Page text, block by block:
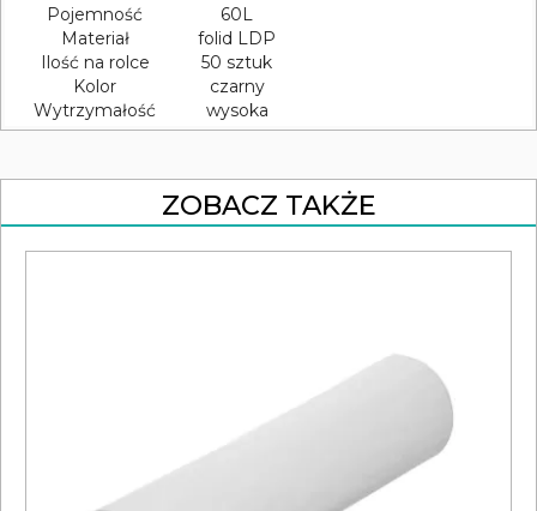
Pojemność
60L
Materiał
folid LDP
Ilość na rolce
50 sztuk
Kolor
czarny
Wytrzymałość
wysoka
ZOBACZ TAKŻE